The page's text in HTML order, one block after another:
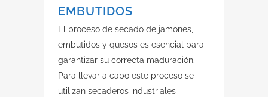
EMBUTIDOS
El proceso de secado de jamones,
embutidos y quesos es esencial para
garantizar su correcta maduración.
Para llevar a cabo este proceso se
utilizan secaderos industriales